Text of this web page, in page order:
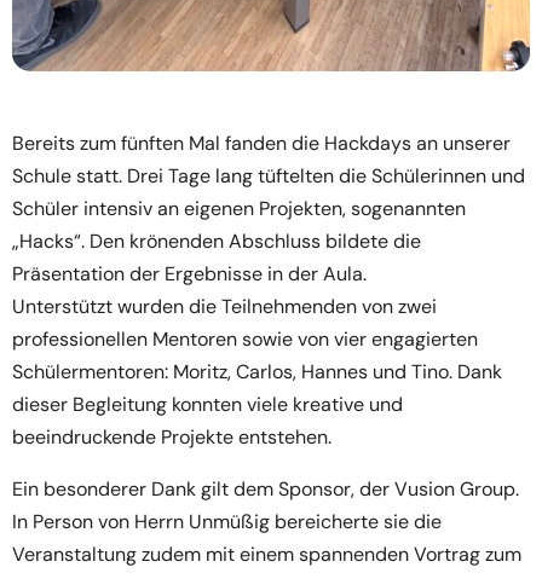
Bereits zum fünften Mal fanden die Hackdays an unserer
Schule statt. Drei Tage lang tüftelten die Schülerinnen und
Schüler intensiv an eigenen Projekten, sogenannten
„Hacks“. Den krönenden Abschluss bildete die
Präsentation der Ergebnisse in der Aula.
Unterstützt wurden die Teilnehmenden von zwei
professionellen Mentoren sowie von vier engagierten
Schülermentoren: Moritz, Carlos, Hannes und Tino. Dank
dieser Begleitung konnten viele kreative und
beeindruckende Projekte entstehen.
Ein besonderer Dank gilt dem Sponsor, der Vusion Group.
In Person von Herrn Unmüßig bereicherte sie die
Veranstaltung zudem mit einem spannenden Vortrag zum